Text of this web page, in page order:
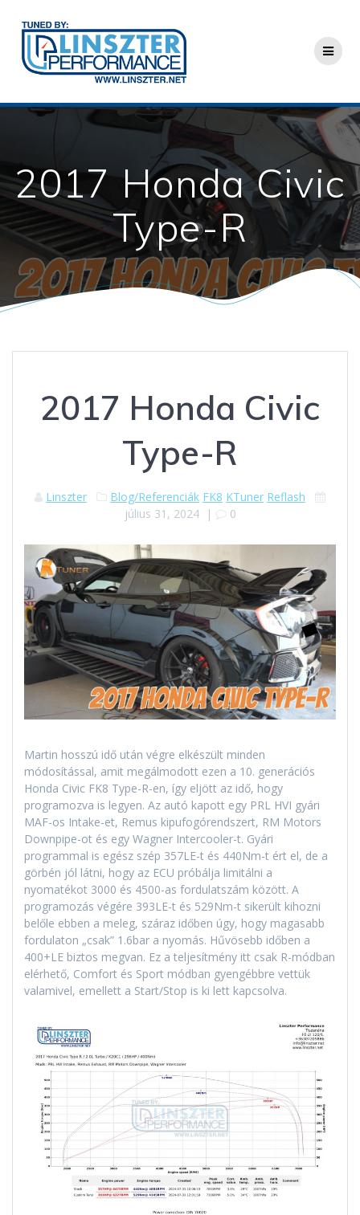
content
2017 Honda Civic
Type-R
2017 Honda Civic
Type-R
Linszter Blog/Referenciák FK8 KTuner Reflash
július 31, 2024| 0
Martin hosszú idő után végre elkészült minden
módosítással, amit megálmodott ezen a 10. generációs
Honda Civic FK8 Type-R-en, így eljött az idő, hogy
programozva is legyen. Az autó kapott egy PRL HVI gyári
MAF-os Intake-et, Remus kipufogórendszert, RM Motors
Downpipe-ot és egy Wagner Intercooler-t. Gyári
programmal is egész szép 357LE-t és 440Nm-t ért el, de a
görbén jól látni, hogy az ECU próbálja limitálni a
nyomatékot 3000 és 4500-as fordulatszám között. A
programozás végére 393LE-t és 529Nm-t sikerült kihozni
belőle ebben a meleg, száraz időben úgy, hogy magasabb
fordulaton „csak” 1.6bar a nyomás. Hűvösebb időben a
400+LE biztos megvan. Ez a teljesítmény itt csak R-módban
elérhető, Comfort és Sport módban gyengébbre vettük
valamivel, emellett a Start/Stop is ki lett kapcsolva.